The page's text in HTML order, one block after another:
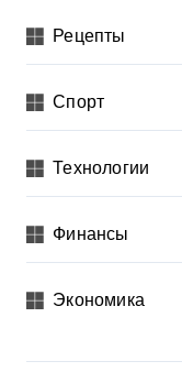
Рецепты
Спорт
Технологии
Финансы
Экономика